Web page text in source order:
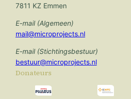
7811 KZ Emmen
E-mail (Algemeen)
mail@microprojects.nl
E-mail (Stichtingsbestuur)
bestuur@microprojects.nl
Donateurs